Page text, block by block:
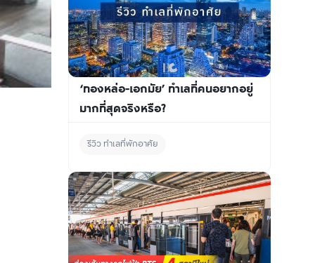
‘ทองหล่อ-เอกมัย’ ทำเลที่คนอยากอยู่
มากที่สุดจริงหรือ?
รีวิว ทำเลที่พักอาศัย